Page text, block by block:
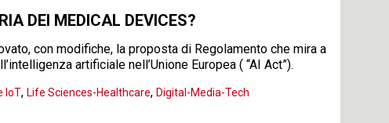
DEI MEDICAL DEVICES?
con modifiche, la proposta di Regolamento che mira a
artificiale nell’Unione Europea ( “AI Act”).
IoT, Life Sciences-Healthcare, Digital-Media-Tech